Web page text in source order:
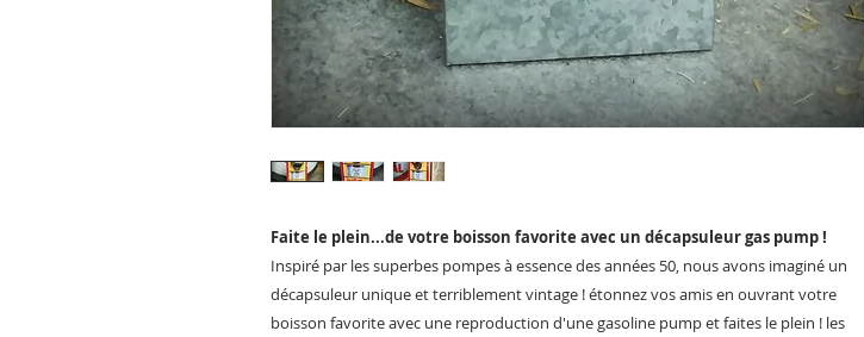
Faite le plein...de votre boisson favorite avec un décapsuleur gas pump !
Inspiré par les superbes pompes à essence des années 50, nous avons imaginé un
décapsuleur unique et terriblement vintage ! étonnez vos amis en ouvrant votre
boisson favorite avec une reproduction d'une gasoline pump et faites le plein ! les